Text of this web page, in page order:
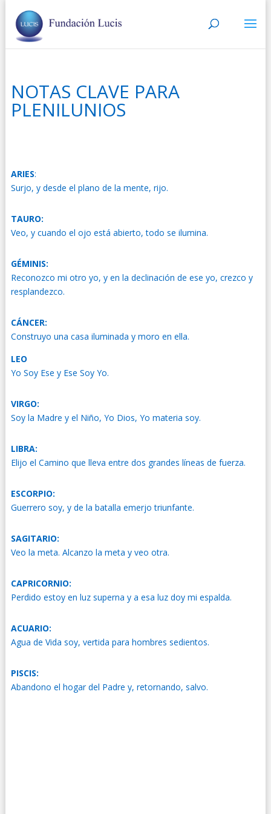
NOTAS CLAVE PARA
PLENILUNIOS
ARIES:
Surjo, y desde el plano de la mente, rijo.
TAURO:
Veo, y cuando el ojo está abierto, todo se ilumina.
GÉMINIS:
Reconozco mi otro yo, y en la declinación de ese yo, crezco y
resplandezco.
CÁNCER:
Construyo una casa iluminada y moro en ella.
LEO
Yo Soy Ese y Ese Soy Yo.
VIRGO:
Soy la Madre y el Niño, Yo Dios, Yo materia soy.
LIBRA:
Elijo el Camino que lleva entre dos grandes líneas de fuerza.
ESCORPIO:
Guerrero soy, y de la batalla emerjo triunfante.
SAGITARIO:
Veo la meta. Alcanzo la meta y veo otra.
CAPRICORNIO:
Perdido estoy en luz superna y a esa luz doy mi espalda.
ACUARIO:
Agua de Vida soy, vertida para hombres sedientos.
PISCIS:
Abandono el hogar del Padre y, retornando, salvo.